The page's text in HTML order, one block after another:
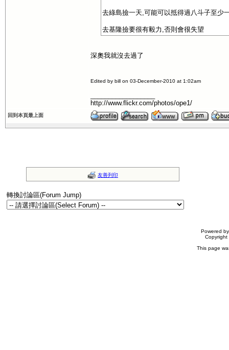
去綠島撿一天,可能可以抵得過八斗子至少
去基隆撿要很有毅力,否則會很失望
深奧我就沒去過了
Edited by bill on 03-December-2010 at 1:02am
http://www.flickr.com/photos/ope1/
回到本頁最上面
友善列印
轉換討論區(Forum Jump)
Powered
This page